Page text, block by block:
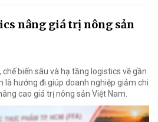
nâng giá trị nông sản
biến sâu và hạ tầng logistics về gần
là hướng đi giúp doanh nghiệp giảm chi
cao giá trị nông sản Việt Nam.